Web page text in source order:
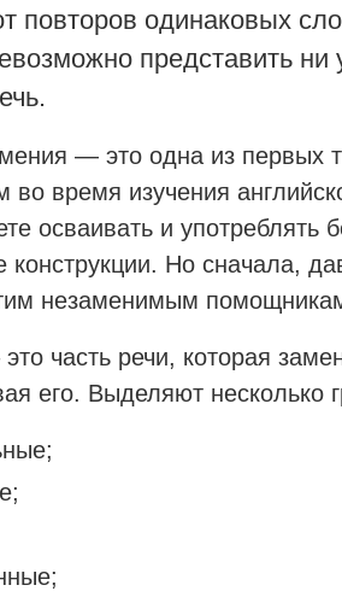
повторов одинаковых
представить ни
— это одна из первых
во время изучения
осваивать и употреблять
конструкции. Но сначала,
незаменимым
часть речи, которая
его. Выделяют несколько